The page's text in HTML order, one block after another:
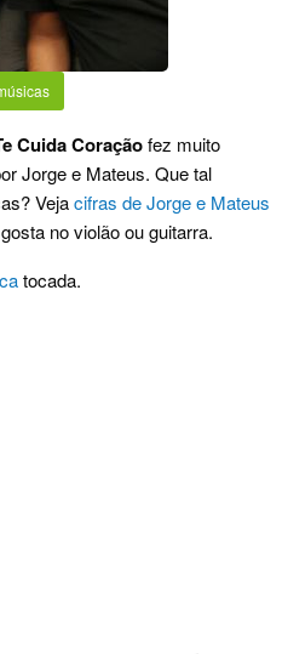
Cuida Coraçãofez muito
Jorge e Mateus. Que tal
Vejacifras de Jorge e Mateus
no violão ou guitarra.
tocada.